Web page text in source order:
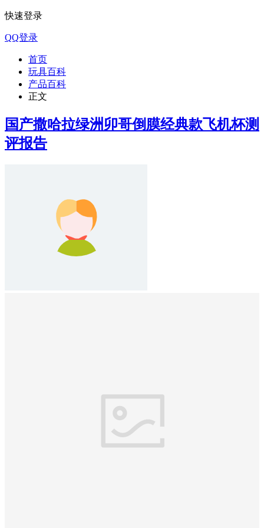
快速登录
QQ登录
首页
玩具百科
产品百科
正文
国产撒哈拉绿洲卯哥倒膜经典款飞机杯测
评报告